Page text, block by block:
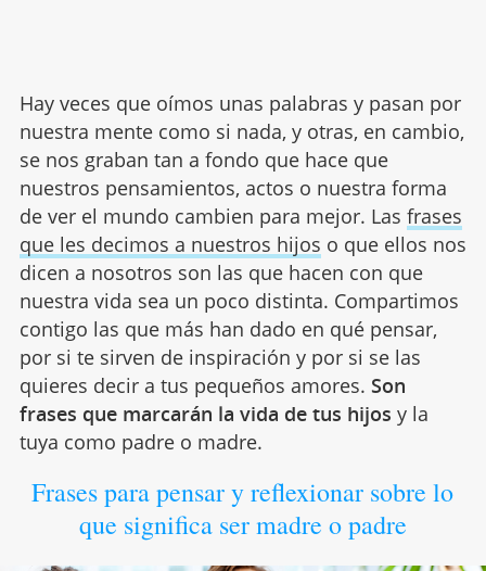
Hay veces que oímos unas palabras y pasan por
nuestra mente como si nada, y otras, en cambio,
se nos graban tan a fondo que hace que
nuestros pensamientos, actos o nuestra forma
de ver el mundo cambien para mejor. Las frases
que les decimos a nuestros hijos o que ellos nos
dicen a nosotros son las que hacen con que
nuestra vida sea un poco distinta. Compartimos
contigo las que más han dado en qué pensar,
por si te sirven de inspiración y por si se las
quieres decir a tus pequeños amores. Son
frases que marcarán la vida de tus hijos y la
tuya como padre o madre.
Frases para pensar y reflexionar sobre lo
que significa ser madre o padre